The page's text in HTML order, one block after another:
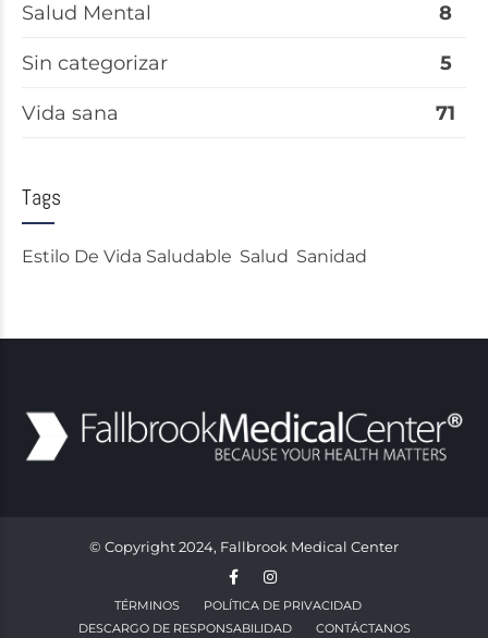
Salud Mental 8
Sin categorizar 5
Vida sana 71
Tags
Estilo De Vida Saludable Salud Sanidad
© Copyright 2024, Fallbrook Medical Center
TÉRMINOS
POLÍTICA DE PRIVACIDAD
DESCARGO DE RESPONSABILIDAD
CONTÁCTANOS